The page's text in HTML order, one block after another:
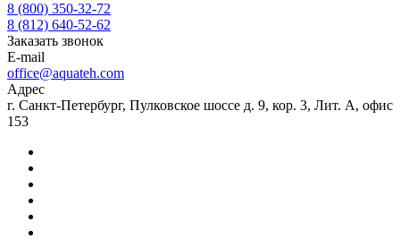
8 (800) 350-32-72
8 (812) 640-52-62
Заказать звонок
E-mail
office@aquateh.com
Адрес
г. Санкт-Петербург, Пулковское шоссе д. 9, кор. 3, Лит. А, офис
153